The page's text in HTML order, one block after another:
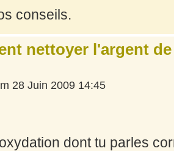
conseils.
nettoyer l'argent
28 Juin 2009 14:45
dont tu parles